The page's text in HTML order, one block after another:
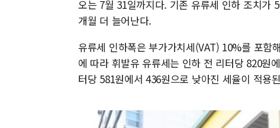
오는 7월 31일까지다. 기존 유류세 인하 조치가
개월 더 늘어난다.
유류세 인하폭은 부가가치세(VAT) 10%를 포함
에 따라 휘발유 유류세는 인하 전 리터당 820원
터당 581원에서 436원으로 낮아진 세율이 적용